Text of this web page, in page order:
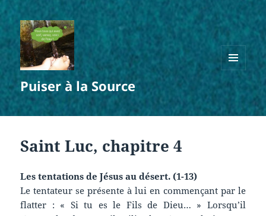
Puiser à la Source
MENU
ET
WIDGETS
Saint Luc, chapitre 4
Les tentations de Jésus au désert. (1-13)
Le tentateur se présente à lui en commençant par le
flatter : « Si tu es le Fils de Dieu… » Lorsqu’il